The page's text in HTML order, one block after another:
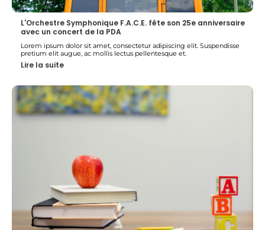
L'Orchestre Symphonique F.A.C.E. fête son 25e anniversaire
avec un concert de la PDA
Lorem ipsum dolor sit amet, consectetur adipiscing elit. Suspendisse
pretium elit augue, ac mollis lectus pellentesque et.
Lire la suite